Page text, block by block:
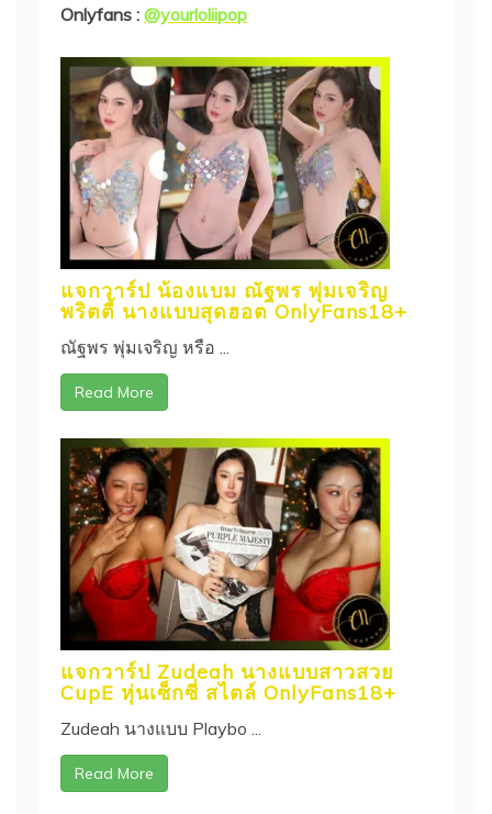
Onlyfans : @yourloliipop
แจกวาร์ป น้องแบม ณัฐพร พุ่มเจริญ
พริตตี้ นางแบบสุดฮอต OnlyFans18+
ณัฐพร พุ่มเจริญ หรือ ...
Read More
แจกวาร์ป Zudeah นางแบบสาวสวย
CupE หุ่นเซ็กซี่ สไตล์ OnlyFans18+
Zudeah นางแบบ Playbo ...
Read More